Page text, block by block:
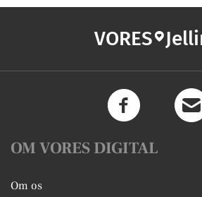
VORES
OM VORES DIGITAL
Om os